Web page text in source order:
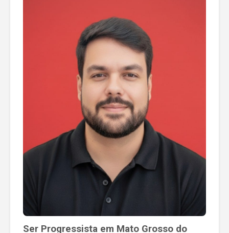
Ser Progressista em Mato Grosso do